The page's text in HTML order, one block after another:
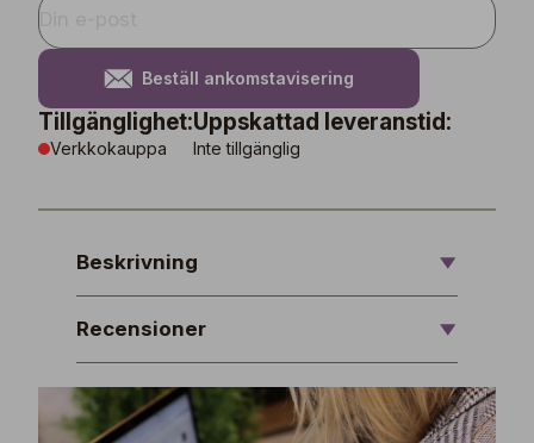
Beställ ankomstavisering
Tillgänglighet:
Verkkokauppa
Uppskattad leveranstid:
Inte tillgänglig
Beskrivning
Recensioner